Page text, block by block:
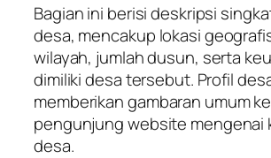
Bagian ini berisi deskripsi
desa, mencakup lokasi
wilayah, jumlah dusun, serta
dimiliki desa tersebut. Profil
memberikan gambaran umum
pengunjung website mengenai
desa.